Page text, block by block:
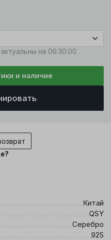
на 06:30:00
и наличие
Китай
QSY
Серебро
925